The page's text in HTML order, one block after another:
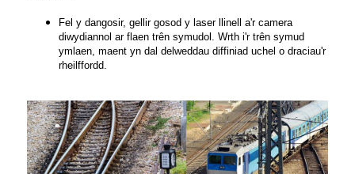
Fel y dangosir, gellir gosod y laser llinell a'r camera
diwydiannol ar flaen trên symudol. Wrth i'r trên symud
ymlaen, maent yn dal delweddau diffiniad uchel o draciau'r
rheilffordd.